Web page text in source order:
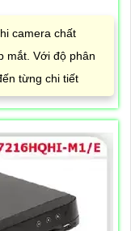
camera chất
mắt. Với độ phân
từng chi tiết